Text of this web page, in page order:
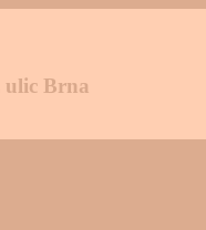
ulic Brna